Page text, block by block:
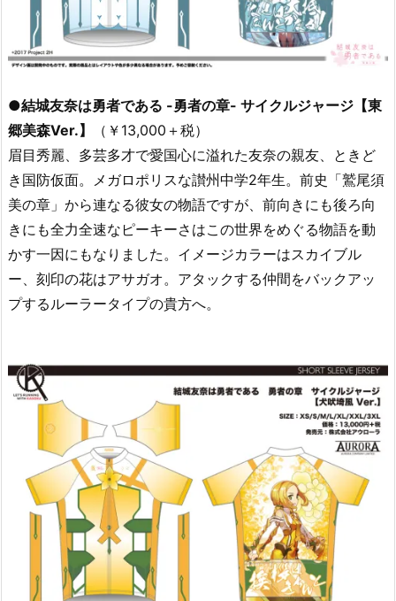
●結城友奈は勇者である -勇者の章- サイクルジャージ【東
郷美森Ver.】
（￥13,000＋税）
眉目秀麗、多芸多才で愛国心に溢れた友奈の親友、ときど
き国防仮面。メガロポリスな讃州中学2年生。前史「鷲尾須
美の章」から連なる彼女の物語ですが、前向きにも後ろ向
きにも全力全速なピーキーさはこの世界をめぐる物語を動
かす一因にもなりました。イメージカラーはスカイブル
ー、刻印の花はアサガオ。アタックする仲間をバックアッ
プするルーラータイプの貴方へ。